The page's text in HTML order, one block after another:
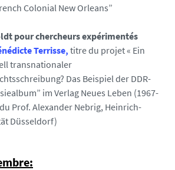
Colonial New Orleans”
pour chercheurs expérimentés
Terrisse,titre du projet « Ein
transnationaler
Das Beispiel der DDR-
im Verlag Neues Leben (1967-
Prof. Alexander Nebrig, Heinrich-
Düsseldorf)